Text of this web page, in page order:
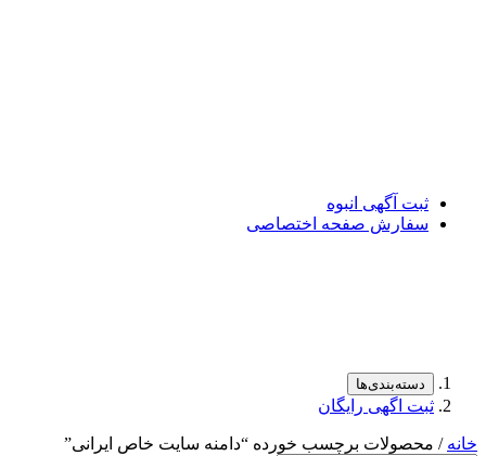
ثبت آگهی انبوه
سفارش صفحه اختصاصی
دسته‌بندی‌ها
ثبت اگهی رایگان
خانه / محصولات برچسب خورده “دامنه سایت خاص ایرانی”